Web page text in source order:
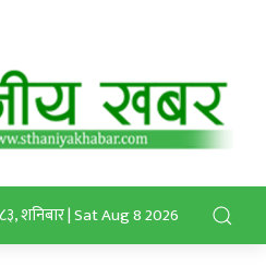
शनिबार | Sat Aug 8 2026